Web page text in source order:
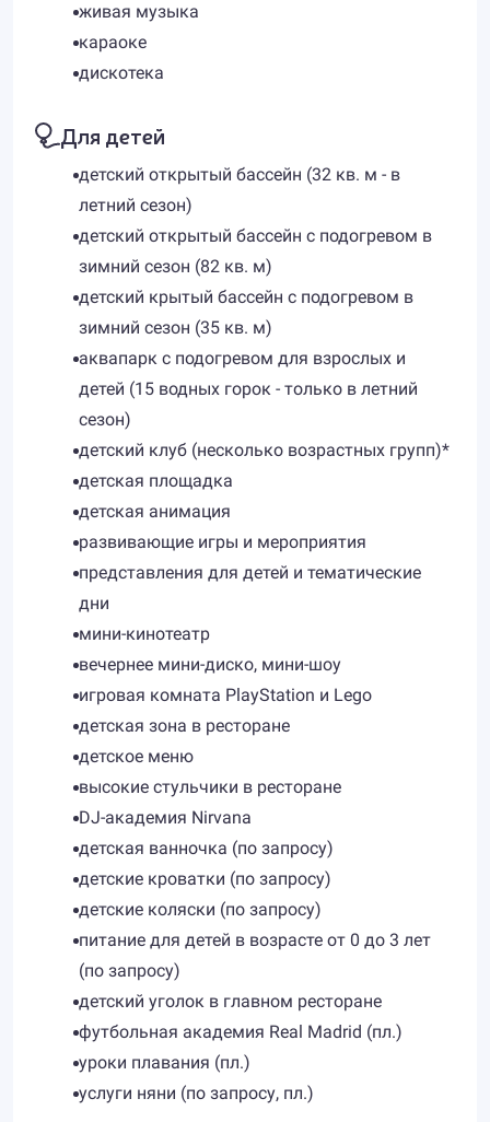
живая музыка
караоке
дискотека
Для детей
детский открытый бассейн (32 кв. м - в
летний сезон)
детский открытый бассейн с подогревом в
зимний сезон (82 кв. м)
детский крытый бассейн с подогревом в
зимний сезон (35 кв. м)
аквапарк с подогревом для взрослых и
детей (15 водных горок - только в летний
сезон)
детский клуб (несколько возрастных групп)*
детская площадка
детская анимация
развивающие игры и мероприятия
представления для детей и тематические
дни
мини-кинотеатр
вечернее мини-диско, мини-шоу
игровая комната PlayStation и Lego
детская зона в ресторане
детское меню
высокие стульчики в ресторане
DJ-академия Nirvana
детская ванночка (по запросу)
детские кроватки (по запросу)
детские коляски (по запросу)
питание для детей в возрасте от 0 до 3 лет
(по запросу)
детский уголок в главном ресторане
футбольная академия Real Madrid (пл.)
уроки плавания (пл.)
услуги няни (по запросу, пл.)